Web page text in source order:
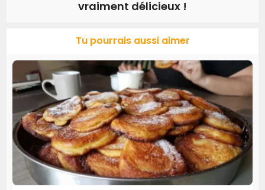
vraiment délicieux !
Tu pourrais aussi aimer